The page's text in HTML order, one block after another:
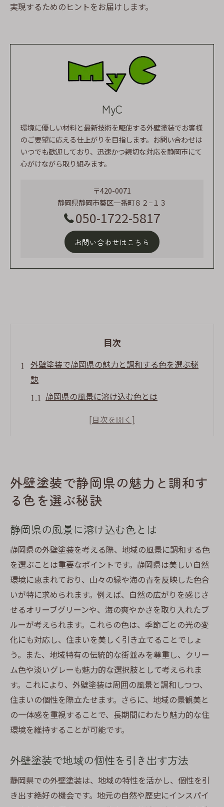
実現するためのヒントをお届けします。
MyC
環境に優しい材料と最新技術を駆使する外壁塗装でお客様
のご要望に応える仕上がりを目指します。お問い合わせは
いつでも歓迎しており、迅速かつ親切な対応を静岡市にて
心がけながら取り組みます。
〒420-0071
静岡県静岡市葵区一番町８２−１３
050-1722-5817
お問い合わせはこちら
目次
外壁塗装で静岡県の魅力と調和する色を選ぶ秘
訣
静岡県の風景に溶け込む色とは
外壁塗装で地域の個性を引き出す方法
地域の魅力を反映する色彩の重要性
静岡の自然と調和する外壁塗装の色選びのプロ
自然の色彩を取り入れたデザイン
周囲の緑を引き立てる色選び
プロの視点から見る自然との調和
四季折々の静岡を感じる色彩
自然環境を考慮した色選びのポイント
エコフレンドリーな外観を目指して
地域特有の気候に合った外壁塗装の色を選ぶポ
イント
静岡の気候特性に適した塗装色
湿度対策に効果的な色選び
色に隠された耐久性の秘密
夏の強い日差しに適した色調
冬の寒冷期にも映えるカラープラン
ライフスタイルを反映した外壁塗装で理想の住
まいを実現
生活スタイルに合わせた色の選び方
外壁塗装で静岡県の魅力と調和す
る色を選ぶ秘訣
静岡県の風景に溶け込む色とは
静岡県の外壁塗装を考える際、地域の風景に調和する色
を選ぶことは重要なポイントです。静岡県は美しい自然
環境に恵まれており、山々の緑や海の青を反映した色合
いが特に求められます。例えば、自然の広がりを感じさ
せるオリーブグリーンや、海の爽やかさを取り入れたブ
ルーが考えられます。これらの色は、季節ごとの光の変
化にも対応し、住まいを美しく引き立てることでしょ
う。また、地域特有の伝統的な街並みを尊重し、クリー
ム色や淡いグレーも魅力的な選択肢として考えられま
す。これにより、外壁塗装は周囲の風景と調和しつつ、
住まいの個性を際立たせます。さらに、地域の景観美と
の一体感を重視することで、長期間にわたり魅力的な住
環境を維持することが可能です。
外壁塗装で地域の個性を引き出す方法
静岡県での外壁塗装は、地域の特性を活かし、個性を引
き出す絶好の機会です。地元の自然や歴史にインスパイ